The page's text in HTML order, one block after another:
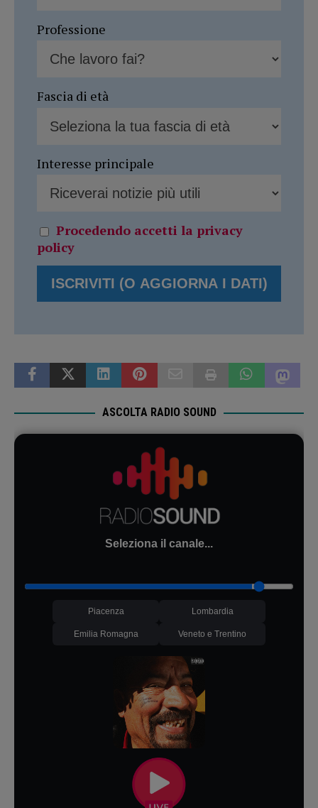
Professione
Fascia di età
Interesse principale
Procedendo accetti la privacy
policy
ASCOLTA RADIO SOUND
Seleziona il canale...
Piacenza Lombardia
Emilia Romagna Veneto e Trentino